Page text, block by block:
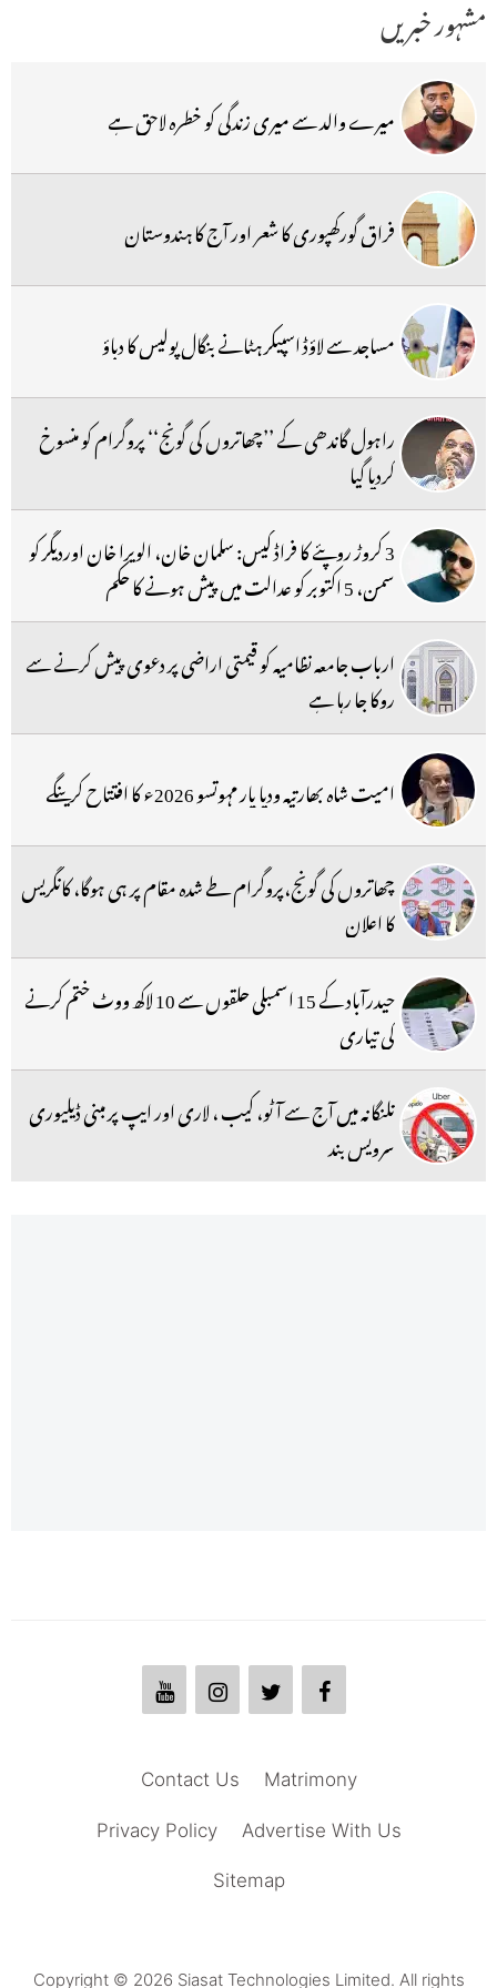
مشہور خبریں
میرے والد سے میری زندگی کو خطرہ لاحق ہے
فراق گورکھپوری کا شعر اور آج کا ہندوستان
مساجد سے لاؤڈ اسپیکر ہٹانے بنگال پولیس کا دباؤ
راہول گاندھی کے ’’چھاتروں کی گونج‘‘ پروگرام کو منسوخ
کردیا گیا
3 کروڑ روپئے کا فراڈ کیس: سلمان خان، الویرا خان اوردیگر کو
سمن، 5 اکتوبر کو عدالت میں پیش ہونے کا حکم
ارباب جامعہ نظامیہ کو قیمتی اراضی پر دعوی پیش کرنے سے
روکا جا رہا ہے
امیت شاہ بھارتیہ ودیا پار مہوتسو 2026ء کا افتتاح کرینگے
چھاتروں کی گونج،پروگرام طے شدہ مقام پر ہی ہوگا، کانگریس
کا اعلان
حیدرآباد کے 15 اسمبلی حلقوں سے 10 لاکھ ووٹ ختم کرنے
کی تیاری
تلنگانہ میں آج سے آٹو، کیب ، لاری اور ایپ پر مبنی ڈیلیوری
سرویس بند
Matrimony
Contact Us
Advertise With Us
Privacy Policy
Sitemap
Copyright © 2026 Siasat Technologies Limited. All rights